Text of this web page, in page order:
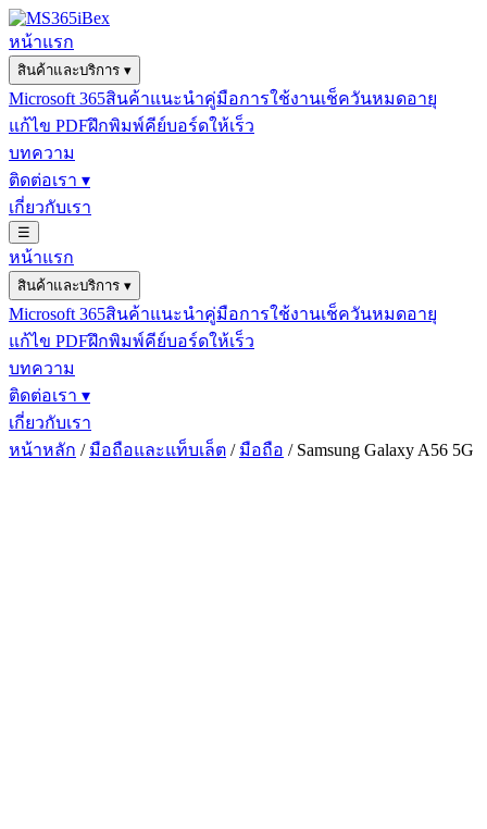
หน้าแรก
สินค้าและบริการ ▾
Microsoft 365สินค้าแนะนำคู่มือการใช้งานเช็ควันหมดอายุ
แก้ไข PDFฝึกพิมพ์คีย์บอร์ดให้เร็ว
บทความ
ติดต่อเรา ▾
เกี่ยวกับเรา
☰
หน้าแรก
สินค้าและบริการ ▾
Microsoft 365สินค้าแนะนำคู่มือการใช้งานเช็ควันหมดอายุ
แก้ไข PDFฝึกพิมพ์คีย์บอร์ดให้เร็ว
บทความ
ติดต่อเรา ▾
เกี่ยวกับเรา
หน้าหลัก / มือถือและแท็บเล็ต / มือถือ / Samsung Galaxy A56 5G